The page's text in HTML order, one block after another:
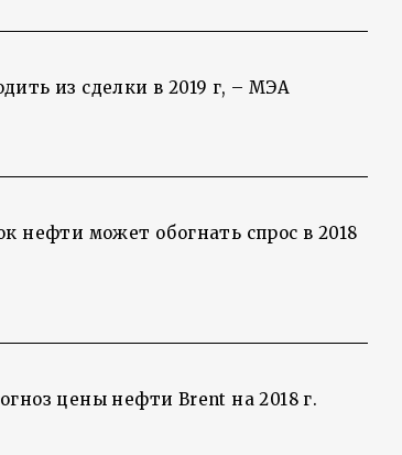
из сделки в 2019 г, – МЭА
нефти может обогнать спрос в 2018
цены нефти Brent на 2018 г.